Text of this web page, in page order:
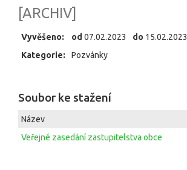
[ARCHIV]
Vyvěšeno: od 07.02.2023 do 15.02.2023
Kategorie: Pozvánky
Soubor ke stažení
Název
Veřejné zasedání zastupitelstva obce